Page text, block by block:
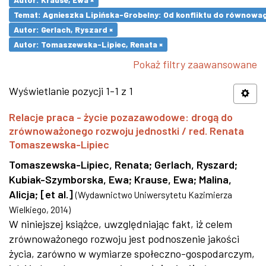
Temat: Agnieszka Lipińska-Grobelny: Od konfliktu do
Autor: Gerlach, Ryszard ×
Autor: Tomaszewska-Lipiec, Renata ×
Pokaż filtry zaawansowane
Wyświetlanie pozycji 1-1 z 1
Relacje praca - życie pozazawodowe: drogą do
zrównoważonego rozwoju jednostki / red. Renata
Tomaszewska-Lipiec
Tomaszewska-Lipiec, Renata; Gerlach, Ryszard;
Kubiak-Szymborska, Ewa; Krause, Ewa; Malina,
Alicja; [et al.] (Wydawnictwo Uniwersytetu Kazimierza
Wielkiego, 2014)
W niniejszej książce, uwzględniając fakt, iż celem
zrównoważonego rozwoju jest podnoszenie jakości
życia, zarówno w wymiarze społeczno-gospodarczym,